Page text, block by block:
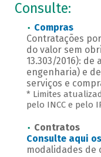
Consulte:
Compras
Contratações
do valor sem
13.303/2016): de
engenharia) e de
serviços e
* Limites
pelo INCC e pelo
Contratos
Consulte aqui
modalidades de